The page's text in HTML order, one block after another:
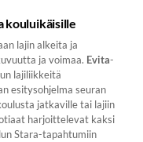
kouluikäisille
lajin alkeita ja
ja voimaa. Evita-
lajiliikkeitä
esitysohjelma seuran
jatkaville tai lajiin
harjoittelevat kaksi
Stara-tapahtumiin